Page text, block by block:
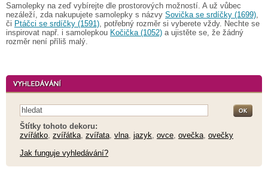
Samolepky na zeď vybírejte dle prostorových možností. A už vůbec
nezáleží, zda nakupujete samolepky s názvy Sovička se srdíčky (1699)
či Ptáčci se srdíčky (1591) , potřebný rozměr si vyberete vždy. Nechte se
inspirovat např. i samolepkou Kočička (1052) a ujistěte se, že žádný
rozměr není příliš malý.
Štítky tohoto dekoru:
zvířátko zvířátka zvířata vlna jazyk ovce ovečka ovečky
Jak funguje vyhledávání?